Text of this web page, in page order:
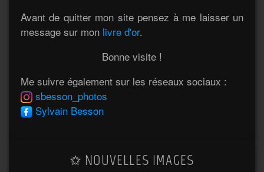
Avant de quitter mon site pensez à me laisser un
message sur mon livre d'or.
Bonne visite !
Me suivre également sur les réseaux sociaux :
sbesson_photos
Sylvain Besson
NOUVELLES IMAGES